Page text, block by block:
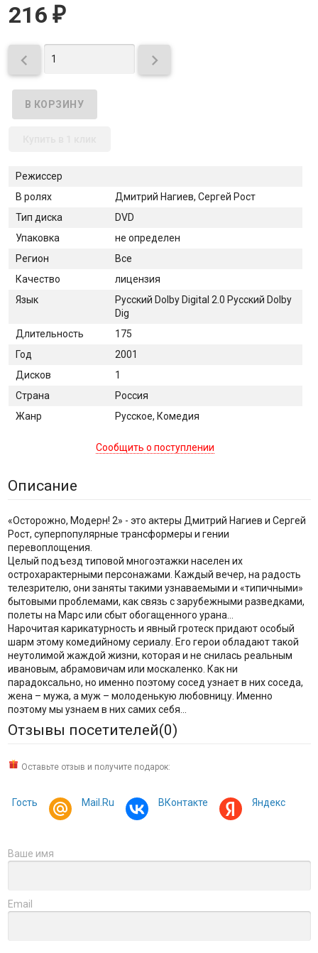
216 ₽
 
Режиссер
В ролях
Дмитрий Нагиев, Сергей Рост
Тип диска
DVD
Упаковка
не определен
Регион
Все
Качество
лицензия
Язык
Русский Dolby Digital 2.0 Русский Dolby
Dig
Длительность
175
Год
2001
Дисков
1
Страна
Россия
Жанр
Русское, Комедия
Сообщить о поступлении
Описание
«Осторожно, Модерн! 2» - это актеры Дмитрий Нагиев и Сергей
Рост, суперпопулярные трансформеры и гении
перевоплощения.
Целый подъезд типовой многоэтажки населен их
острохарактерными персонажами. Каждый вечер, на радость
телезрителю, они заняты такими узнаваемыми и «типичными»
бытовыми проблемами, как связь с зарубежными разведками,
полеты на Марс или сбыт обогащенного урана…
Нарочитая карикатурность и явный гротеск придают особый
шарм этому комедийному сериалу. Его герои обладают такой
неутолимой жаждой жизни, которая и не снилась реальным
ивановым, абрамовичам или москаленко. Как ни
парадоксально, но именно поэтому сосед узнает в них соседа,
жена – мужа, а муж – молоденькую любовницу. Именно
поэтому мы узнаем в них самих себя...
Отзывы посетителей(0)
Оставьте отзыв и получите подарок:
Гость Mail.Ru ВКонтакте Яндекс
Ваше имя
Email